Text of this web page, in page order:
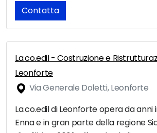
Contatta
La.co.edil - Costruzione e
Leonforte
Via Generale Doletti, Leonforte
La.co.edil di Leonforte opera da anni
Enna e in gran parte della regione